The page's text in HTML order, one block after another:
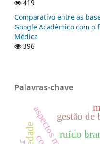
419
Comparativo entre as
Google Acadêmico com o
Médica
396
Palavras-chave
gestão de
ruído